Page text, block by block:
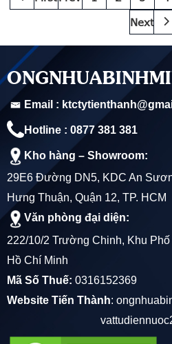
Next
Email :
Hotline : 0877 381 381
Kho hàng – Showroom:
29E6 Đường DN5, KDC An
Hưng Thuận, Quận 12, TP. HCM
Văn phòng đại diện:
222/10/2 Trường Chinh, Khu
Hồ Chí Minh
Mã Số Thuế: 0316152369
Website Tiến Thành: